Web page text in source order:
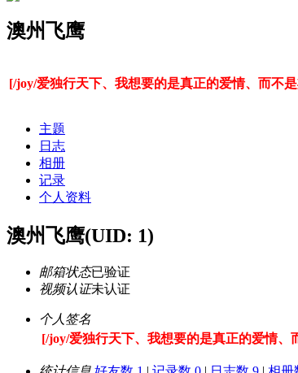
澳州飞鹰
[/joy/爱独行天下、我想要的是真正的爱情、而不
主题
日志
相册
记录
个人资料
澳州飞鹰(UID: 1)
邮箱状态已验证
视频认证未认证
个人签名
[/joy/爱独行天下、我想要的是真正的爱情、